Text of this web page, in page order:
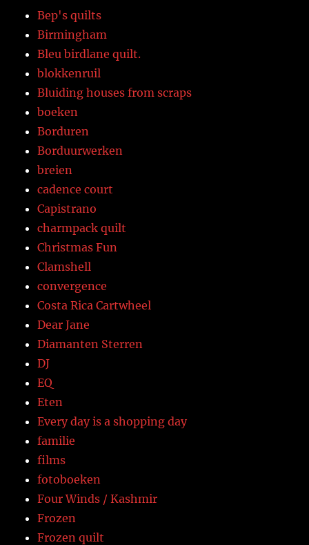
Bep's quilts
Birmingham
Bleu birdlane quilt.
blokkenruil
Bluiding houses from scraps
boeken
Borduren
Borduurwerken
breien
cadence court
Capistrano
charmpack quilt
Christmas Fun
Clamshell
convergence
Costa Rica Cartwheel
Dear Jane
Diamanten Sterren
DJ
EQ
Eten
Every day is a shopping day
familie
films
fotoboeken
Four Winds / Kashmir
Frozen
Frozen quilt